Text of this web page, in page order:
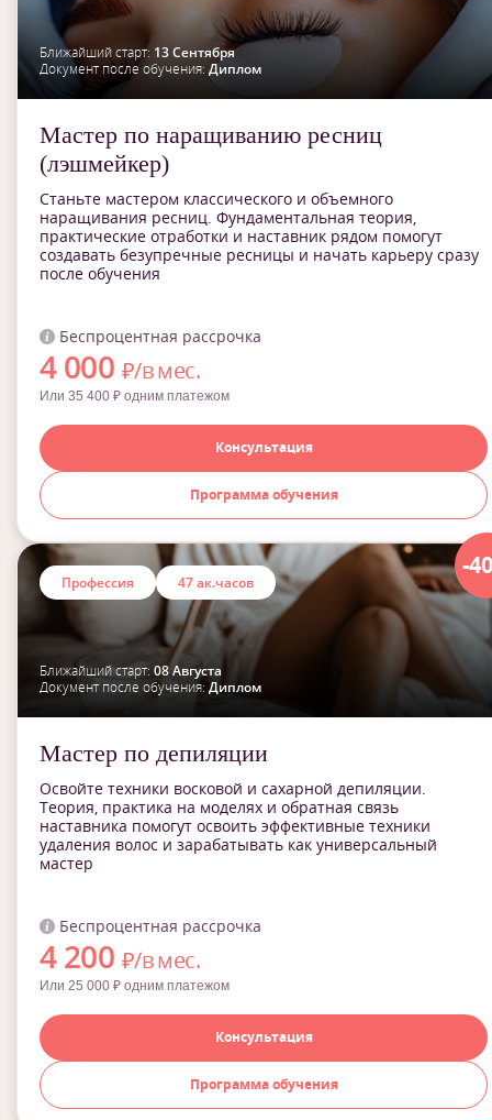
Ближайший старт: 13 Сентября
Документ после обучения: Диплом
Мастер по наращиванию ресниц
(лэшмейкер)
Станьте мастером классического и объемного
наращивания ресниц. Фундаментальная теория,
практические отработки и наставник рядом помогут
создавать безупречные ресницы и начать карьеру сразу
после обучения
Беспроцентная рассрочка
4 000 ₽/в мес.
Или 35 400 ₽ одним платежом
Консультация
Программа обучения
-
Профессия 47 ак.часов
Ближайший старт: 08 Августа
Документ после обучения: Диплом
Мастер по депиляции
Освойте техники восковой и сахарной депиляции.
Теория, практика на моделях и обратная связь
наставника помогут освоить эффективные техники
удаления волос и зарабатывать как универсальный
мастер
Беспроцентная рассрочка
4 200 ₽/в мес.
Или 25 000 ₽ одним платежом
Консультация
Программа обучения